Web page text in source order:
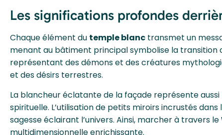
Les significations profondes
Chaque élément du temple blanc transmet un
menant au bâtiment principal symbolise la transition
représentant des démons et des créatures
et des désirs terrestres.
La blancheur éclatante de la façade représente
spirituelle. L’utilisation de petits miroirs incrustés
sagesse éclairant l’univers. Ainsi, marcher à travers le
multidimensionnelle enrichissante.